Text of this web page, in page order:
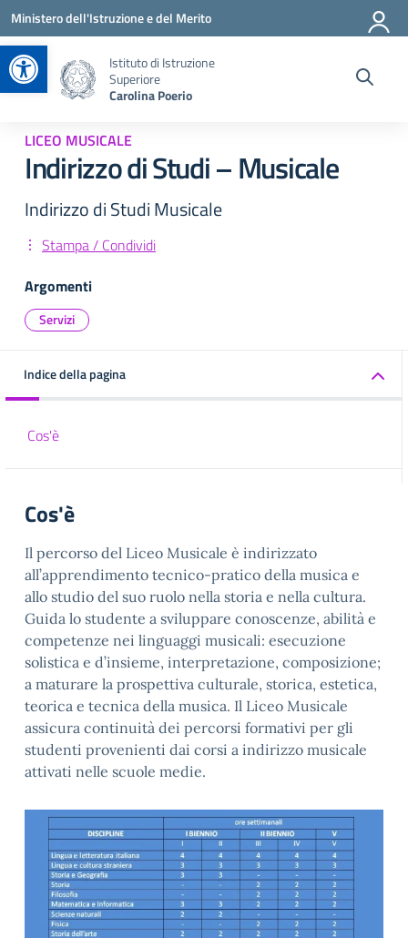
Apri la barra degli strumenti
Vai ai contenuti
Vai al menu di navigazione
Vai al footer
Ministero dell'Istruzione e del Merito
Istituto di Istruzione
Superiore
Carolina Poerio
LICEO MUSICALE
Indirizzo di Studi – Musicale
Indirizzo di Studi Musicale
Stampa / Condividi
Argomenti
Servizi
Indice della pagina
Cos'è
Cos'è
Il percorso del Liceo Musicale è indirizzato
all’apprendimento tecnico-pratico della musica e
allo studio del suo ruolo nella storia e nella cultura.
Guida lo studente a sviluppare conoscenze, abilità e
competenze nei linguaggi musicali: esecuzione
solistica e d’insieme, interpretazione, composizione;
a maturare la prospettiva culturale, storica, estetica,
teorica e tecnica della musica. Il Liceo Musicale
assicura continuità dei percorsi formativi per gli
studenti provenienti dai corsi a indirizzo musicale
attivati nelle scuole medie.